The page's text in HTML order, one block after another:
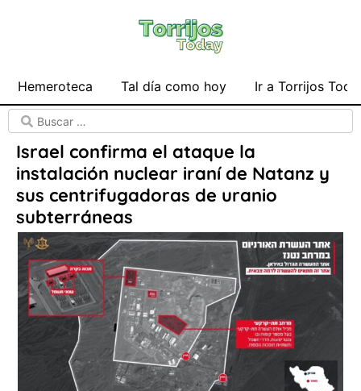
Hemeroteca Tal día como hoy Ir a Torrijos
Israel confirma el ataque la
instalación nuclear iraní de Natanz y
sus centrifugadoras de uranio
subterráneas